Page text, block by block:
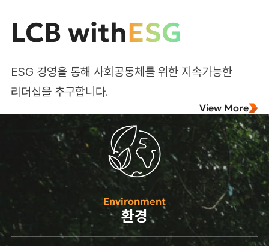
LCB withESG
ESG 경영을 통해 사회공동체를 위한 지속가능한
리더십을 추구합니다.
View More
Environment
환경